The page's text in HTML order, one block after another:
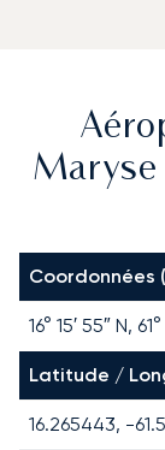
Maryse
Coordonnées
16° 15′ 55″ N,
Latitude /
16.265443, -